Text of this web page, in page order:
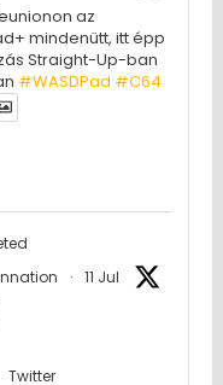
az
mindenütt, itt épp
Straight-Up-ban
#WASDPad #C64
· 11 Jul
Twitter